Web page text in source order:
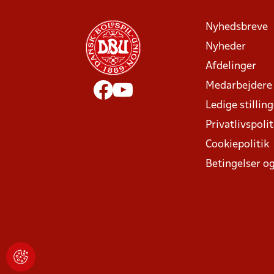
Nyhedsbreve
Nyheder
Afdelinger
Medarbejdere
Ledige
Cookiepolitik
Betingelser